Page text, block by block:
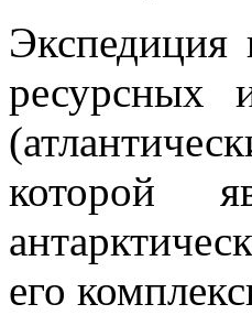
Экспедиция
ресурсных
которой
его